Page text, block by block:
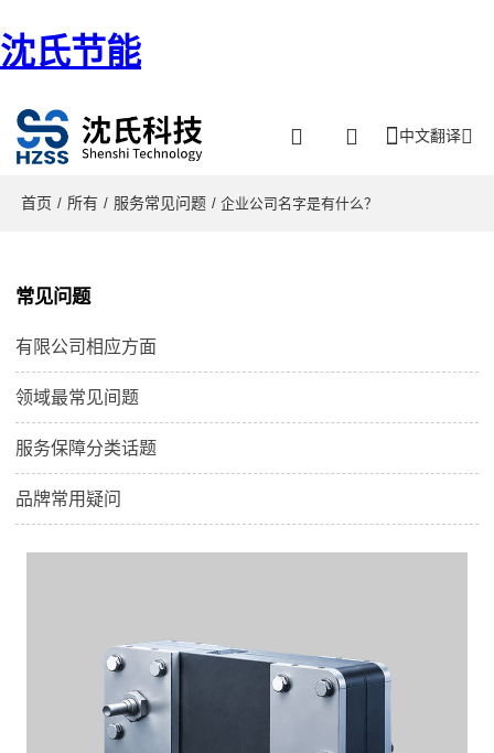
沈氏节能
中文翻译
首页 / 所有 / 服务常见问题 / 企业公司名字是有什么？
常见问题
有限公司相应方面
领域最常见间题
服务保障分类话题
品牌常用疑问